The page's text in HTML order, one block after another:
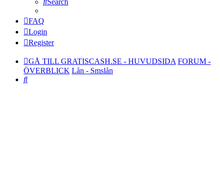
Search
FAQ
Login
Register
GÅ TILL GRATISCASH.SE - HUVUDSIDA FORUM -
ÖVERBLICK Lån - Smslån
Search